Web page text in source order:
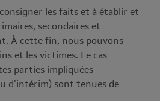
les faits et à établir et
secondaires et
À cette fin, nous pouvons
et les victimes. Le cas
parties impliquées
d’intérim) sont tenues de